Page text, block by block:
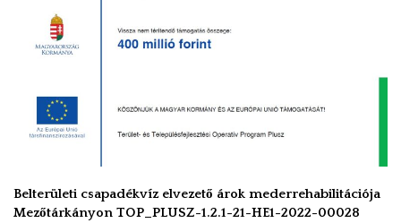
Belterületi csapadékvíz elvezető árok mederrehabilitációja
Mezőtárkányon TOP_PLUSZ-1.2.1-21-HE1-2022-00028